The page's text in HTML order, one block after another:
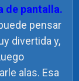
de pantalla.
pensar
divertida y,
alas. Esa